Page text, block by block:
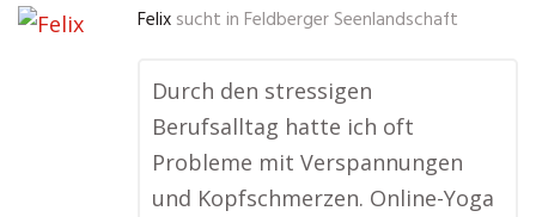
Felix sucht in Feldberger Seenlandschaft
Durch den stressigen
Berufsalltag hatte ich oft
Probleme mit Verspannungen
und Kopfschmerzen. Online-Yoga